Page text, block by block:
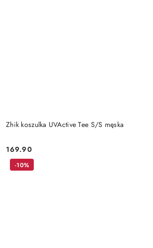
Zhik koszulka UVActive Tee S/S męska
Cena:
169.90
-10%